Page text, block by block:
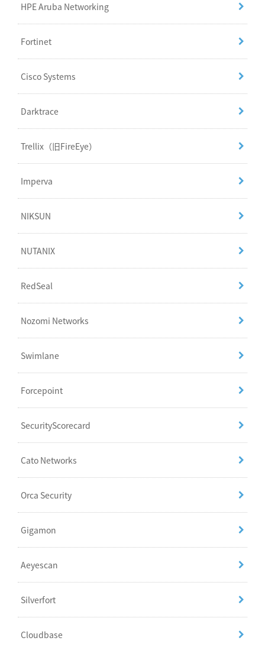
HPE Aruba Networking
Fortinet
Cisco Systems
Darktrace
Trellix（旧FireEye）
Imperva
NIKSUN
NUTANIX
RedSeal
Nozomi Networks
Swimlane
Forcepoint
SecurityScorecard
Cato Networks
Orca Security
Gigamon
Aeyescan
Silverfort
Cloudbase